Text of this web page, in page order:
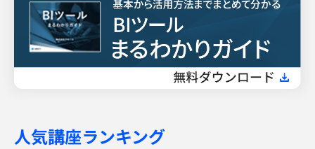
人気講座ランキング